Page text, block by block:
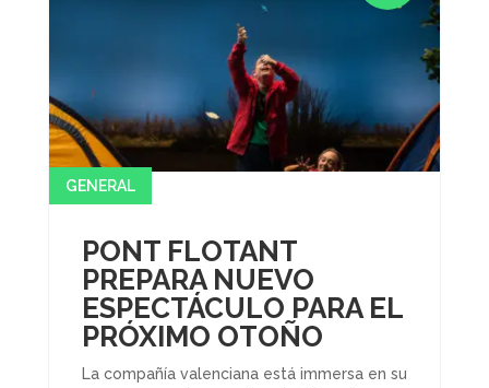
PONT FLOTANT
PREPARA NUEVO
ESPECTÁCULO PARA EL
PRÓXIMO OTOÑO
GENERAL
La compañía valenciana está immersa en su